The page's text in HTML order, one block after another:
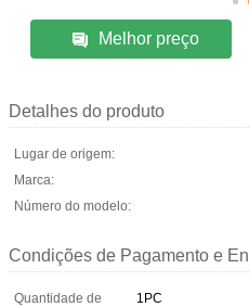
Melhor preço
Detalhes do produto
Lugar de origem:
Marca:
Número do modelo:
Condições de Pagamento e
Quantidade de
1PC